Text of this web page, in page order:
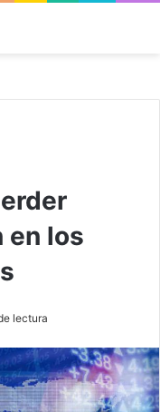
en los
lectura